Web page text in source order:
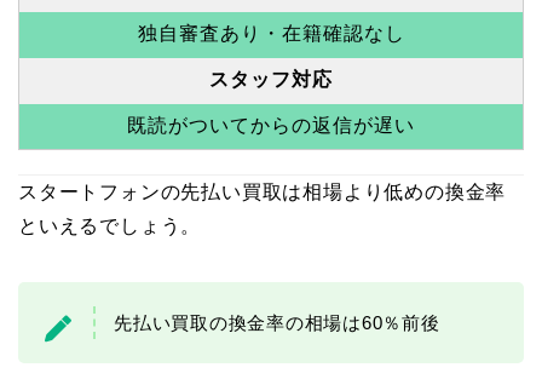
独自審査あり・在籍確認なし
スタッフ対応
既読がついてからの返信が遅い
スタートフォンの先払い買取は相場より低めの換金率
といえるでしょう。
先払い買取の換金率の相場は60％前後